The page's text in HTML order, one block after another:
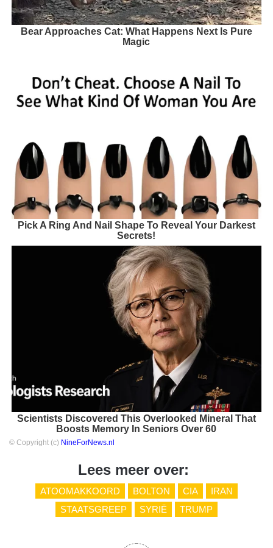
Bear Approaches Cat: What Happens Next Is Pure
Magic
Pick A Ring And Nail Shape To Reveal Your Darkest
Secrets!
Scientists Discovered This Overlooked Mineral That
Boosts Memory In Seniors Over 60
© Copyright (c) NineForNews.nl
Lees meer over:
ATOOMAKKOORD BOLTON CIA
IRAN
STAATSGREEP
SYRIË TRUMP